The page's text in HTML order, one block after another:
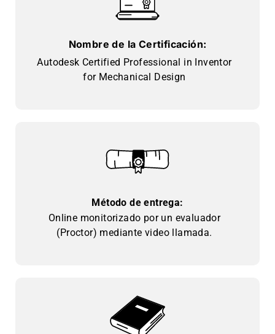
Nombre de la Certificación:
Autodesk Certified Professional in Inventor
for Mechanical Design
Método de entrega:
Online monitorizado por un evaluador
(Proctor) mediante video llamada.